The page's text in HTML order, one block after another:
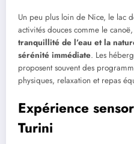
Un peu plus loin de Nice, le lac
activités douces comme le
tranquillité de l’eau et la
sérénité immédiate. Les
proposent souvent des
physiques, relaxation et repas
Expérience
Turini